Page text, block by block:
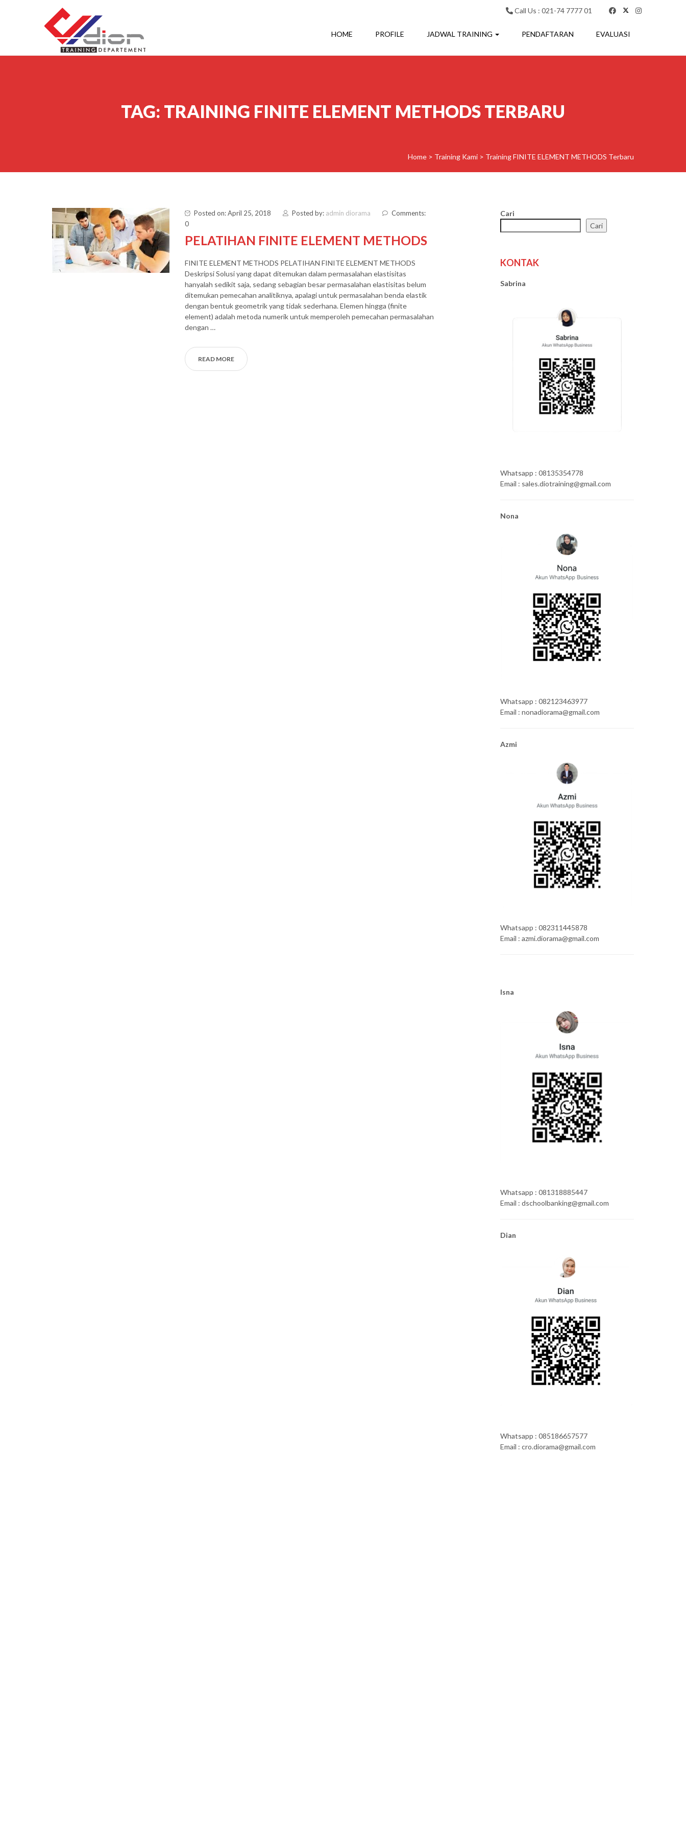
Call Us : 021-74 7777 01
HOME PROFILE JADWAL TRAINING PENDAFTARAN EVALUASI
TAG: TRAINING FINITE ELEMENT METHODS TERBARU
Home > Training Kami > Training FINITE ELEMENT METHODS Terbaru
Posted on: April 25, 2018 Posted by: admin diorama
Comments:
0
PELATIHAN FINITE ELEMENT METHODS
FINITE ELEMENT METHODS PELATIHAN FINITE ELEMENT METHODS
Deskripsi Solusi yang dapat ditemukan dalam permasalahan elastisitas
hanyalah sedikit saja, sedang sebagian besar permasalahan elastisitas belum
ditemukan pemecahan analitiknya, apalagi untuk permasalahan benda elastik
dengan bentuk geometrik yang tidak sederhana. Elemen hingga (finite
element) adalah metoda numerik untuk memperoleh pemecahan permasalahan
dengan …
READ MORE
Cari
Cari
KONTAK
Sabrina
Whatsapp : 08135354778
Email : sales.diotraining@gmail.com
Nona
Whatsapp : 082123463977
Email : nonadiorama@gmail.com
Azmi
Whatsapp : 082311445878
Email : azmi.diorama@gmail.com
Isna
Whatsapp : 081318885447
Email : dschoolbanking@gmail.com
Dian
Whatsapp : 085186657577
Email : cro.diorama@gmail.com